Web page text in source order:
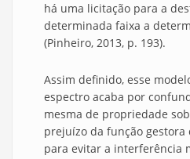
há uma licitação para a
determinada faixa a
(Pinheiro, 2013, p. 193).
Assim definido, esse
espectro acaba por
mesma de propriedade
prejuízo da função gestora
para evitar a interferência